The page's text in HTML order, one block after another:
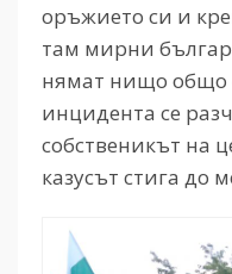
оръжието си и
там мирни
нямат нищо общо
инцидента се
собственикът на
казусът стига до